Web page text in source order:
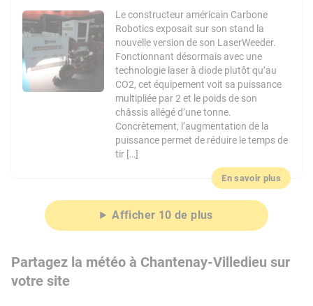
Le constructeur américain Carbone
Robotics exposait sur son stand la
nouvelle version de son LaserWeeder.
Fonctionnant désormais avec une
technologie laser à diode plutôt qu’au
CO2, cet équipement voit sa puissance
multipliée par 2 et le poids de son
châssis allégé d’une tonne.
Concrètement, l’augmentation de la
puissance permet de réduire le temps de
tir […]
En savoir plus
Afficher 10 de plus
Partagez la météo à Chantenay-Villedieu sur
votre site